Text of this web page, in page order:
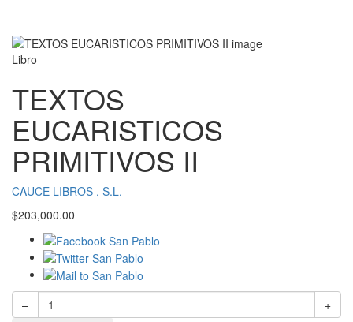
Libro
TEXTOS
EUCARISTICOS
PRIMITIVOS II
CAUCE LIBROS , S.L.
$203,000.00
–
+